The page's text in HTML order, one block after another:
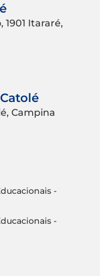
Itararé,
Campina
-
-